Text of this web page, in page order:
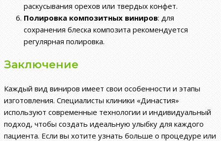
раскусывания орехов или твердых конфет.
Полировка композитных виниров: для
сохранения блеска композита рекомендуется
регулярная полировка.
Заключение
Каждый вид виниров имеет свои особенности и этапы
изготовления. Специалисты клиники «Династия»
используют современные технологии и индивидуальный
подход, чтобы создать идеальную улыбку для каждого
пациента. Если вы хотите узнать больше о процедуре или